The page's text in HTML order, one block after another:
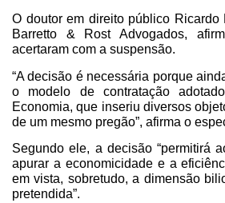
O doutor em direito público Ricardo
Barretto & Rost Advogados,
acertaram com a suspensão.
“A decisão é necessária porque
o modelo de contratação
Economia, que inseriu diversos
de um mesmo pregão”, afirma o
Segundo ele, a decisão “permitirá
apurar a economicidade e a
em vista, sobretudo, a dimensão
pretendida”.